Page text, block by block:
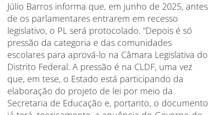
Júlio Barros informa que, em junho de 2025, antes
de os parlamentares entrarem em recesso
legislativo, o PL será protocolado. “Depois é só
pressão da categoria e das comunidades
escolares para aprová-lo na Câmara Legislativa do
Distrito Federal. A pressão é na CLDF, uma vez
que, em tese, o Estado está participando da
elaboração do projeto de lei por meio da
Secretaria de Educação e, portanto, o documento